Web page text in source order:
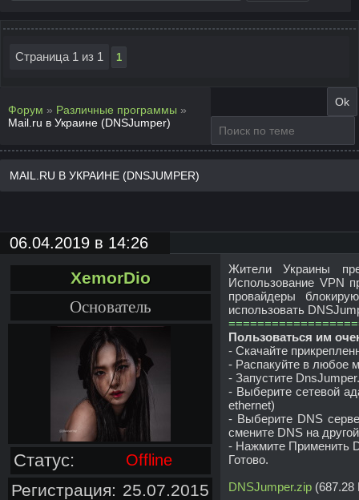
Страница 1 из 1 1
Форум » Различные программы »
Mail.ru в Украине (DNSJumper)
MAIL.RU В УКРАИНЕ (DNSJUMPER)
06.04.2019 в 14:26
XemorDio
Основатель
Статус: Offline
Регистрация: 25.07.2015
Жители Украины
Использование VPN
провайдеры
использовать
Пользоваться им
- Скачайте
- Распакуйте в любое
- Запустите
- Выберите сетевой
ethernet)
- Выберите DNS
смените DNS на
- Нажмите Применить
Готово.
DNSJumper.zip (687.28